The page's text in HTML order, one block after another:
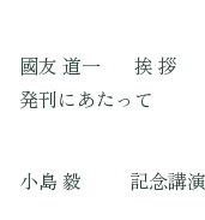
國友 道一 挨 拶
発刊にあたって
小島 毅 記念講演